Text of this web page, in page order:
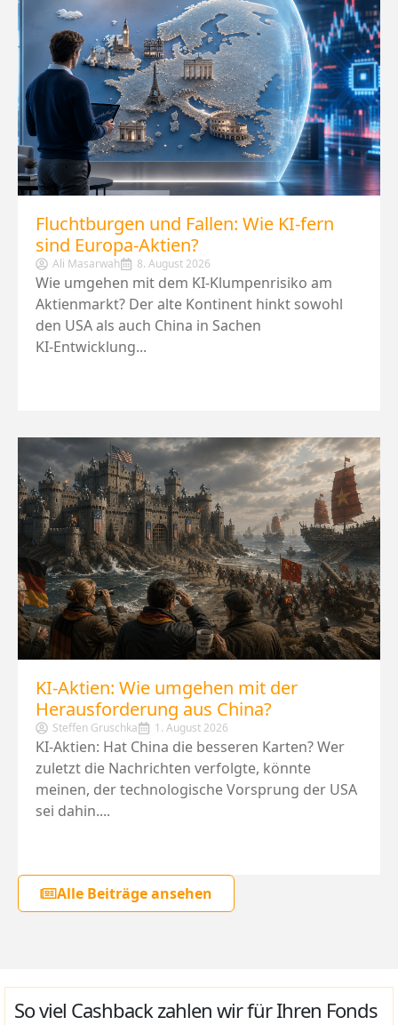
Fluchtburgen und Fallen: Wie KI-fern
sind Europa-Aktien?
Ali Masarwah 8. August 2026
Wie umgehen mit dem KI‑Klumpenrisiko am
Aktienmarkt? Der alte Kontinent hinkt sowohl
den USA als auch China in Sachen
KI‑Entwicklung...
KI-Aktien: Wie umgehen mit der
Herausforderung aus China?
Steffen Gruschka 1. August 2026
KI-Aktien: Hat China die besseren Karten? Wer
zuletzt die Nachrichten verfolgte, könnte
meinen, der technologische Vorsprung der USA
sei dahin....
Alle Beiträge ansehen
So viel Cashback zahlen wir für Ihren Fonds